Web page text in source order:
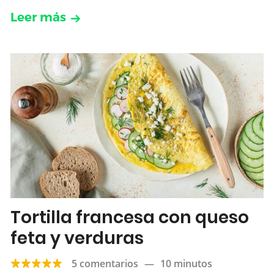
Leer más
Tortilla francesa con queso
feta y verduras
5 comentarios — 10 minutos